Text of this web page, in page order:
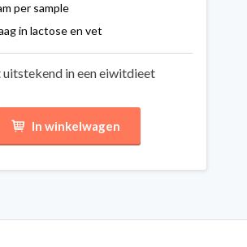
per sample
in lactose en vet
uitstekend in een eiwitdieet
In winkelwagen